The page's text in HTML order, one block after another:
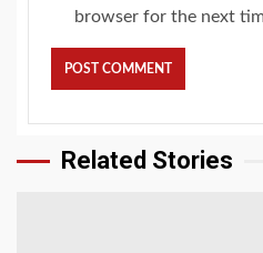
browser for the next
Related Stories